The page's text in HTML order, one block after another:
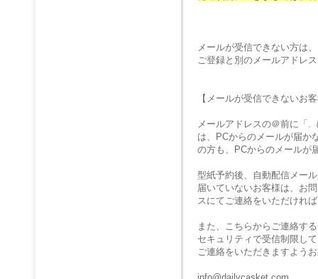
メールが受信できない方は、
ご登録と別のメールアドレ
【メールが受信できないお
メールアドレスの＠前に「.
は、PCからのメールが届か
の方も、PCからのメールが
型紙予約後、自動配信メー
届いていないお客様は、お
スにてご連絡をいただけれ
また、こちらからご連絡す
セキュリティで受信制限し
ご連絡をいただきますよう